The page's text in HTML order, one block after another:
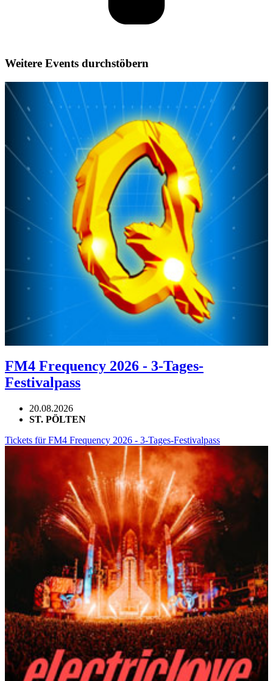
Weitere Events durchstöbern
FM4 Frequency 2026 - 3-Tages-
Festivalpass
20.08.2026
ST. PÖLTEN
Tickets für FM4 Frequency 2026 - 3-Tages-Festivalpass